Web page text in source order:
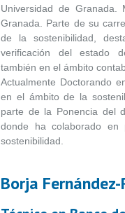
Universidad de
Granada. Parte de su
de la sostenibilidad,
verificación del estado
también en el ámbito
Actualmente Doctorando
en el ámbito de la
parte de la Ponencia del
donde ha colaborado en
sostenibilidad.
Borja